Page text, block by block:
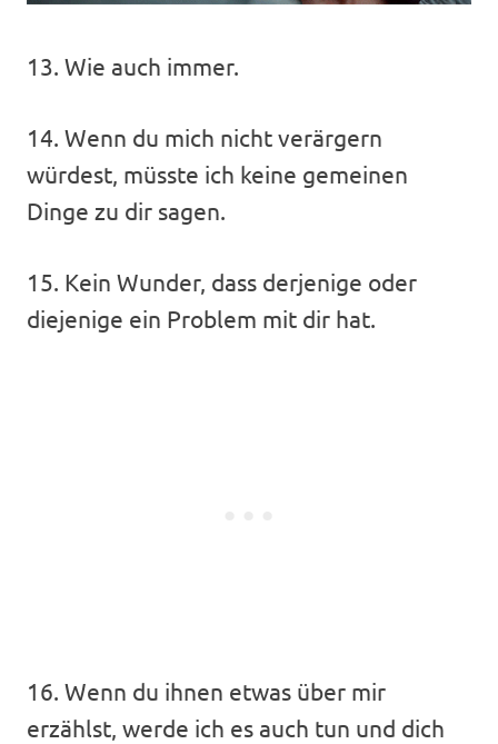
13. Wie auch immer.
14. Wenn du mich nicht verärgern
würdest, müsste ich keine gemeinen
Dinge zu dir sagen.
15. Kein Wunder, dass derjenige oder
diejenige ein Problem mit dir hat.
16. Wenn du ihnen etwas über mir
erzählst, werde ich es auch tun und dich